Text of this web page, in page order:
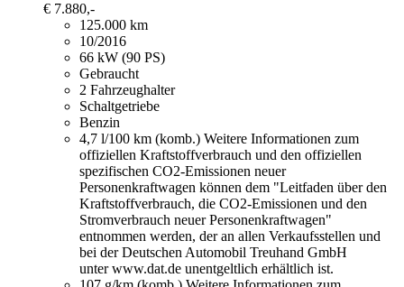
€ 7.880,-
125.000 km
10/2016
66 kW (90 PS)
Gebraucht
2 Fahrzeughalter
Schaltgetriebe
Benzin
4,7 l/100 km (komb.) Weitere Informationen zum
offiziellen Kraftstoffverbrauch und den offiziellen
spezifischen CO2-Emissionen neuer
Personenkraftwagen können dem "Leitfaden über den
Kraftstoffverbrauch, die CO2-Emissionen und den
Stromverbrauch neuer Personenkraftwagen"
entnommen werden, der an allen Verkaufsstellen und
bei der Deutschen Automobil Treuhand GmbH
unter www.dat.de unentgeltlich erhältlich ist.